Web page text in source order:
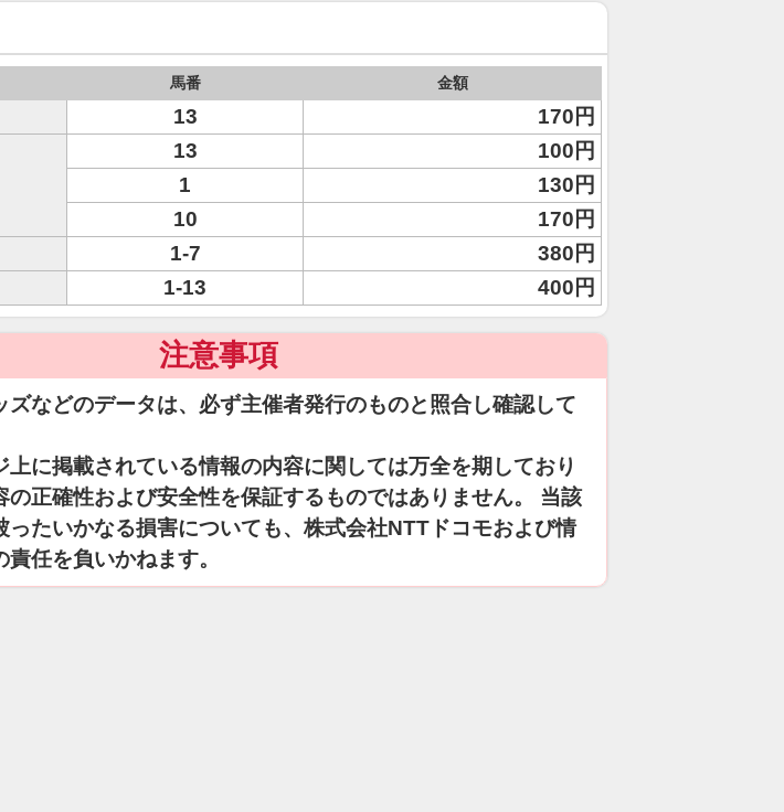
馬番 金額
13 170円
13
100円
1
130円
10
170円
1-7
380円
1-13 400円
注意事項
ズなどのデータは、必ず主催者発行のものと照合し確認して
上に掲載されている情報の内容に関しては万全を期しており
の正確性および安全性を保証するものではありません。 当該
ったいかなる損害についても、株式会社NTTドコモおよび情
任を負いかねます。